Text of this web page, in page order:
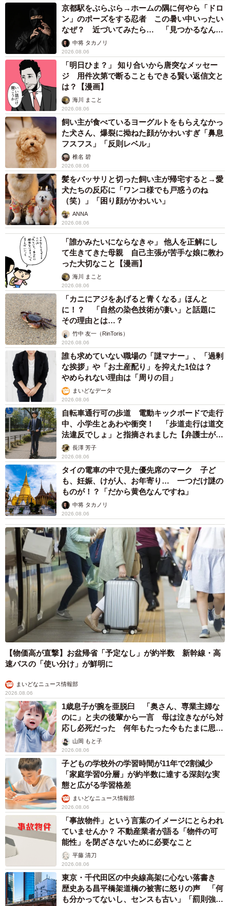
京都駅をぶらぶら→ホームの隅に何やら「ドロ
ン」のポーズをする忍者 この暑い中いったい
なぜ？ 近づいてみたら… 「見つかるなんて
未熟」中将 タカノリ
2026.08.06
「明日ひま？」 知り合いから唐突なメッセー
ジ 用件次第で断ることもできる賢い返信文と
は？【漫画】
海川 まこと
2026.08.06
飼い主が食べているヨーグルトをもらえなかっ
た犬さん、爆裂に拗ねた顔がかわいすぎ「鼻息
フスフス」「反則レベル」
椎名 碧
2026.08.06
髪をバッサリと切った飼い主が帰宅すると→愛
犬たちの反応に「ワンコ様でも戸惑うのね
（笑）」「困り顔がかわいい」
ANNA
2026.08.06
「誰かみたいにならなきゃ」 他人を正解にし
て生きてきた母親 自己主張が苦手な娘に教わ
った大切なこと【漫画】
海川 まこと
2026.08.06
「カニにアジをあげると青くなる」ほんと
に！？ 「自然の染色技術が凄い」と話題に
その理由とは…？
竹中 友一（RinToris）
2026.08.06
誰も求めていない職場の「謎マナー」、「過剰
な挨拶」や「お土産配り」を抑えた1位は？
やめられない理由は「周りの目」
まいどなデータ
2026.08.06
自転車通行可の歩道 電動キックボードで走行
中、小学生とあわや衝突！ 「歩道走行は道交
法違反でしょ」と指摘されました【弁護士が解
説】長澤 芳子
2026.08.06
タイの電車の中で見た優先席のマーク 子ど
も、妊娠、けが人、お年寄り… 一つだけ謎の
ものが！？「だから黄色なんですね」
中将 タカノリ
2026.08.06
【物価高が直撃】お盆帰省「予定なし」が約半数 新幹線・高
速バスの「使い分け」が鮮明に
まいどなニュース情報部
2026.08.06
1歳息子が腕を亜脱臼 「奥さん、専業主婦な
のに」と夫の後輩から一言 母は泣きながら対
応し必死だった 何年もたった今もたまに思い
出し…山岡 もと子
2026.08.06
子どもの学校外の学習時間が11年で2割減少
「家庭学習0分層」が約半数に達する深刻な実
態と広がる学習格差
まいどなニュース情報部
2026.08.06
「事故物件」という言葉のイメージにとらわれ
ていませんか？ 不動産業者が語る「物件の可
能性」を閉ざさないために必要なこと
平藤 清刀
2026.08.06
東京・千代田区の中央線高架に心ない落書き
歴史ある昌平橋架道橋の被害に怒りの声 「何
も分かってないし、センスも古い」「罰則強化